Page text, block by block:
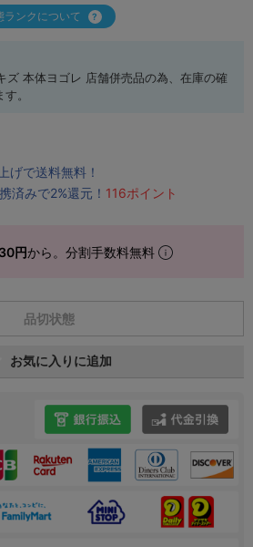
ランクについて
ズ 本体ヨゴレ 店舗併売品の為、在庫の確
。
げで送料無料！
済みで2%還元！ 116ポイント
円から。分割手数料無料
品切状態
お気に入りに追加